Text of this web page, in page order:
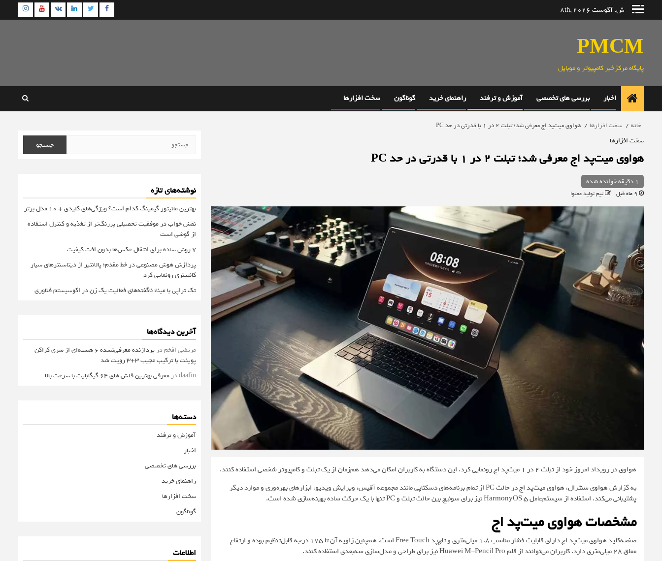
ش. آگوست 8th, 2026 Facebook
Twitter
Linkedin
VK
PMCM
پایگاه مرکزخبر کامپیوتر و موبایل
اخبار بررسی های تخصصی آموزش و ترفند راهنمای خرید گوناگون سخت افزارها
خانه سخت افزارها هواوی میت‌پد اج معرفی شد؛ تبلت ۲ در ۱ با قدرتی در حد PC
سخت افزارها
هواوی میت‌پد اج معرفی شد؛ تبلت ۲ در ۱ با قدرتی در حد PC
1 دقیقه خوانده شده
تیم تولید محتوا
هواوی در رویداد امروز خود از تبلت ۲ در ۱ میت‌پد اج رونمایی کرد. این دستگاه به کاربران امکان می‌دهد هم‌زمان از یک تبلت و کامپیوتر شخصی استفاده کنند.
به گزارشهواوی سنترال
، هواوی میت‌پد اج در حالت PC از تمام برنامه‌های دسکتاپی مانند مجموعه آفیس، ویرایش ویدیو، ابزارهای بهره‌وری و موارد دیگر
پشتیبانی می‌کند. استفاده از سیستم‌عامل HarmonyOS 5 نیز برای سوئیچ بین حالت تبلت و PC تنها با یک حرکت ساده بهینه‌سازی شده است.
مشخصات هواوی میت‌پد اج
صفحه‌کلید هواوی میت‌پد اج دارای قابلیت فشار مناسب ۱.۸ میلی‌متری و تاچ‌پد Free Touch است. همچنین زاویه آن تا ۱۷۵ درجه قابل‌تنظیم بوده و ارتفاع
معلق ۲۸ میلی‌متری دارد. کاربران می‌توانند از قلم Huawei M-Pencil Pro نیز برای طراحی و مدل‌سازی سه‌بعدی استفاده کنند.
برای:
نوشته‌های تازه
بهترین مانیتور گیمینگ کدام است؟ ویژگی‌های کلیدی + 10 مدل برتر
نقش خواب در موفقیت تحصیلی پررنگ‌تر از تغذیه و کنترل استفاده
از گوشی است
۷ روش ساده برای انتقال عکس‌ها بدون افت کیفیت
پردازش هوش مصنوعی در خط مقدم؛ پالانتیر از دیتاسنترهای سیار
کانتینری رونمایی کرد
تک تراپی با مینا؛ ناگفته‌های فعالیت یک زن در اکوسیستم فناوری
آخرین دیدگاه‌ها
مرتضی افخمدر
پردازنده معرفی‌نشده 6 هسته‌ای از سری کراکن
پوینت با ترکیب عجیب 3+3 رویت شد
daafinدر معرفی بهترین فلش های 64 گیگابایت با سرعت بالا
دسته‌ها
آموزش و ترفند
اخبار
بررسی های تخصصی
راهنمای خرید
سخت افزارها
گوناگون
اطلاعات